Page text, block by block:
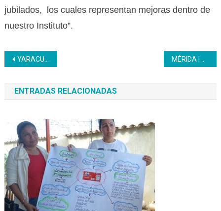
jubilados, los cuales representan mejoras dentro de
nuestro Instituto”.
Navegación
de
entradas
YARACUY | Personal del Inces recibió medicinas para enfermedades crónicas MÉRIDA | En Inces inició el proceso consultivo para la Constituyente Obrera
ENTRADAS RELACIONADAS